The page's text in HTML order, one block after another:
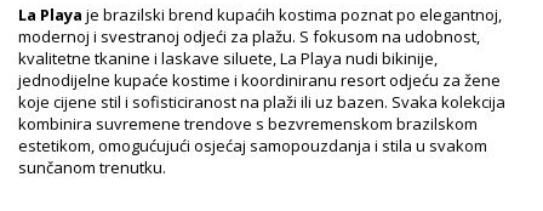
Pakiranje uključuje: 1 x Gornji dio (Drugi pribor koji nije
uključen)
HS CODE: 6112.41.0010
SKU: 1981116414
EAN: XS (7899918223471), S (7899670355595), M (7899670355601),
L (7899670355618), XL (7899670364511)
Referenca dobavljača: 1022130
Težina: 55g / 0.12lb / 1.94oz
La Playa je brazilski brend kupaćih kostima poznat po elegantnoj,
modernoj i svestranoj odjeći za plažu. S fokusom na udobnost,
kvalitetne tkanine i laskave siluete, La Playa nudi bikinije,
jednodijelne kupaće kostime i koordiniranu resort odjeću za žene
koje cijene stil i sofisticiranost na plaži ili uz bazen. Svaka kolekcija
kombinira suvremene trendove s bezvremenskom brazilskom
estetikom, omogućujući osjećaj samopouzdanja i stila u svakom
sunčanom trenutku.